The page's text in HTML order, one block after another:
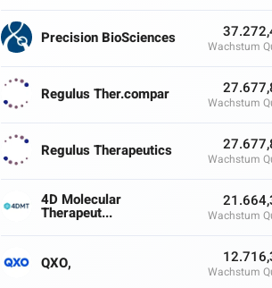
Precision BioSciences Wachstum
Regulus Ther.compar Wachstum
Regulus Therapeutics Wachstum
4D Molecular
Therapeut... Wachstum
QXO, Wachstum